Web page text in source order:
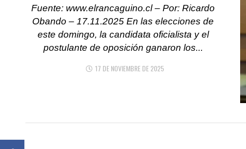
Fuente: www.elrancaguino.cl – Por: Ricardo
Obando – 17.11.2025 En las elecciones de
este domingo, la candidata oficialista y el
postulante de oposición ganaron los...
17 DE NOVIEMBRE DE 2025